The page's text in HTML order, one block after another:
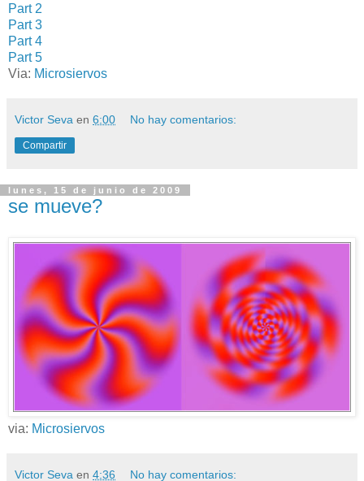
Part 2
Part 3
Part 4
Part 5
Via: Microsiervos
Victor Seva en 6:00 No hay comentarios:
Compartir
lunes, 15 de junio de 2009
se mueve?
via: Microsiervos
Victor Seva en 4:36 No hay comentarios: